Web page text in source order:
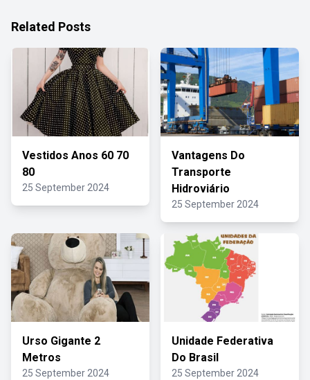
Related Posts
Vestidos Anos 60 70
80
25 September 2024
Vantagens Do
Transporte
Hidroviário
25 September 2024
Urso Gigante 2
Metros
25 September 2024
Unidade Federativa
Do Brasil
25 September 2024